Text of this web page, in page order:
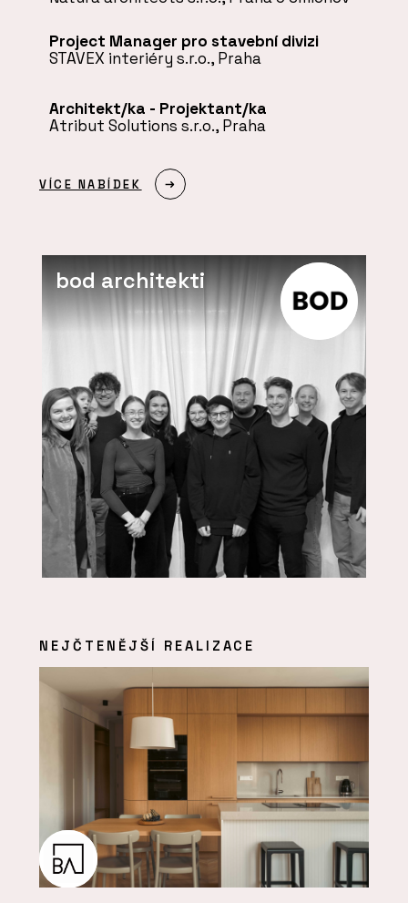
Project Manager pro stavební divizi
STAVEX interiéry s.r.o., Praha
Architekt/ka - Projektant/ka
Atribut Solutions s.r.o., Praha
VÍCE NABÍDEK
bod architekti
NEJČTENĚJŠÍ REALIZACE